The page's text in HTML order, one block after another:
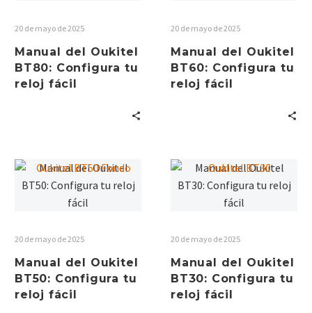
20 de mayo de 2025
Manual del Oukitel
BT80: Configura tu
reloj fácil
20 de mayo de 2025
Manual del Oukitel
BT60: Configura tu
reloj fácil
20 de mayo de 2025
Manual del Oukitel
BT50: Configura tu
reloj fácil
20 de mayo de 2025
Manual del Oukitel
BT30: Configura tu
reloj fácil